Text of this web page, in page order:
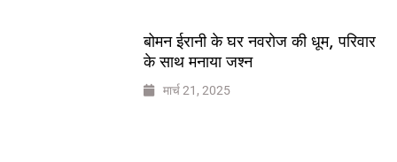
बोमन ईरानी के घर नवरोज की धूम, परिवार
के साथ मनाया जश्न
मार्च 21, 2025